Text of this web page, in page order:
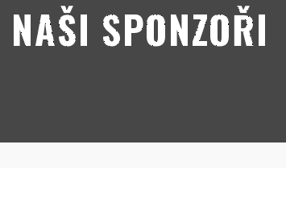
NAŠI SPONZOŘI